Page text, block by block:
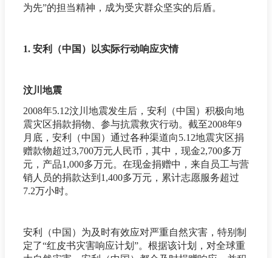
为先”的担当精神，成为受灾群众坚实的后盾。
1. 安利（中国）以实际行动响应灾情
汶川地震
2008年5.12汶川地震发生后，安利（中国）积极向地
震灾区捐款捐物、参与抗震救灾行动。截至2008年9
月底，安利（中国）通过各种渠道向5.12地震灾区捐
赠款物超过3,700万元人民币，其中，现金2,700多万
元，产品1,000多万元。在现金捐赠中，来自员工与营
销人员的捐款达到1,400多万元，累计志愿服务超过
7.2万小时。
安利（中国）为及时有效应对严重自然灾害，特别制
定了“红皮书灾害响应计划”。根据该计划，对全球重